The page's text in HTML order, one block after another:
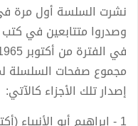
نشرت السلسة أول مرة
وصدروا متتابعين في
مجموع صفحات السلسلة
إصدار تلك الأجزاء كالآتي:
1 - إبراهيم أبو الأنبياء (أكتوبر 1965).